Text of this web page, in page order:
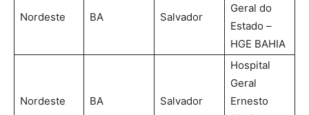
Nordeste BA Salvador
Geral do
Estado –
HGE BAHIA
Nordeste BA Salvador
Hospital
Geral
Ernesto